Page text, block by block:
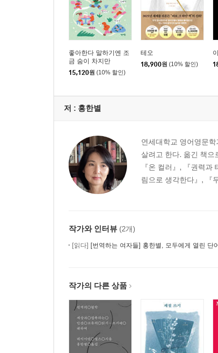
좋아한다 말하기엔 조
금 숨이 차지만
15,120원 (10% 할인)
테오
18,900원 (10% 할인)
저 : 홍한별
연세대학교 영어영문
살려고 한다. 옮긴 책으
『온 컬러』, 『권력
림으로 생각한다』, 『
작가와 인터뷰 (2개)
[읽다] [번역하는 여자들] 홍한별, 모두에게 열린 단
작가의 다른 상품